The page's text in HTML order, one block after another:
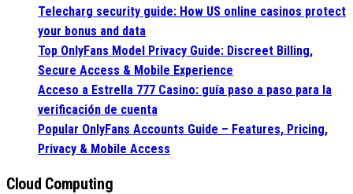
Telecharg security guide: How US online casinos protect
your bonus and data
Top OnlyFans Model Privacy Guide: Discreet Billing,
Secure Access & Mobile Experience
Acceso a Estrella 777 Casino: guía paso a paso para la
verificación de cuenta
Popular OnlyFans Accounts Guide – Features, Pricing,
Privacy & Mobile Access
Cloud Computing